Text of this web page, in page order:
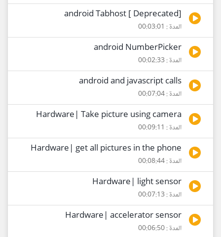
[Deprecated ] android Tabhost
المدة : 00:03:01
android NumberPicker
المدة : 00:02:33
android and javascript calls
المدة : 00:07:04
Hardware| Take picture using camera
المدة : 00:09:11
Hardware| get all pictures in the phone
المدة : 00:08:44
Hardware| light sensor
المدة : 00:07:13
Hardware| accelerator sensor
المدة : 00:06:50